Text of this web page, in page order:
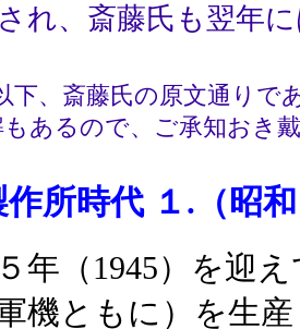
れ、斎藤氏も翌年
下、斎藤氏の原文通り
あるので、ご承知おき
所時代 １.（昭
年（1945）を迎
軍機ともに）を生